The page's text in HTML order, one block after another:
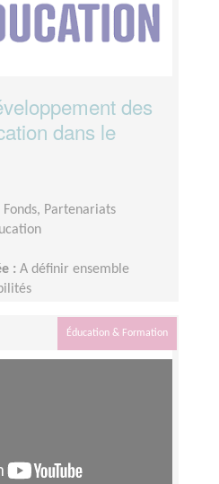
des
dans le
Partenariats
: A définir ensemble
Éducation & Formation